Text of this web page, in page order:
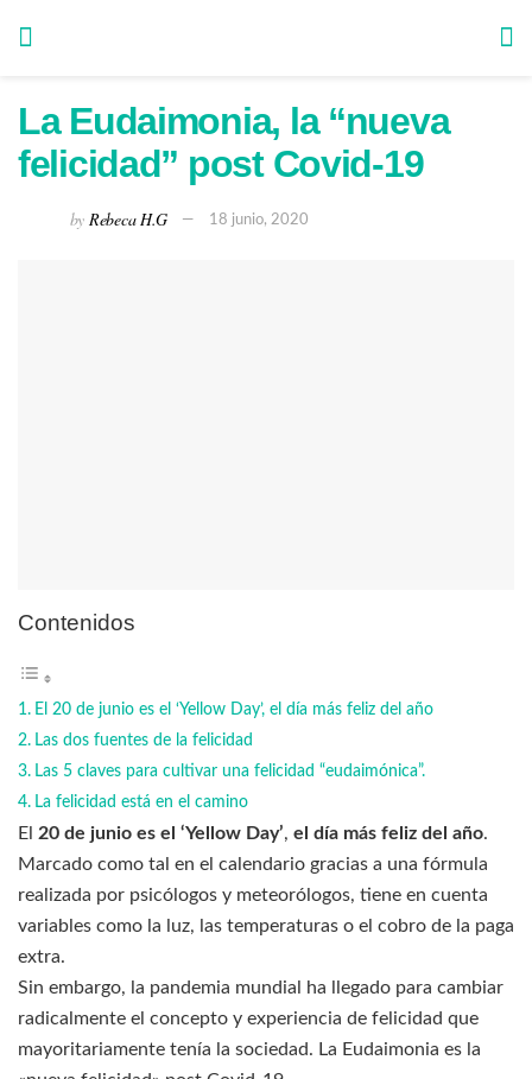
La Eudaimonia, la “nueva
felicidad” post Covid-19
by Rebeca H.G 18 junio, 2020
Contenidos
El 20 de junio es el ‘Yellow Day’, el día más feliz del año
Las dos fuentes de la felicidad
Las 5 claves para cultivar una felicidad “eudaimónica”.
La felicidad está en el camino
El 20 de junio es el ‘Yellow Day’, el día más feliz del año.
Marcado como tal en el calendario gracias a una fórmula
realizada por psicólogos y meteorólogos, tiene en cuenta
variables como la luz, las temperaturas o el cobro de la paga
extra.
Sin embargo, la pandemia mundial ha llegado para cambiar
radicalmente el concepto y experiencia de felicidad que
mayoritariamente tenía la sociedad. La Eudaimonia es la